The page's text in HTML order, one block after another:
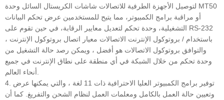
لتوصيل الأجهزة الطرفية للاتصالات شاشات الكريستال السائل وحدة MT50
أو مراقبة برامج الكمبيوتر، مما يتيح للمستخدمين عرض تحكم البيانات
التشغيلية، وحدة تحكم لتعديل معايير الرقابة، في حين تقوم على RS-232
باستخدام / بروتوكول الإنترنت الاتصالات معيار اتصال بروتوكول الإنترنت ،
والتوافق بروتوكول الاتصالات هو أفضل ، ويمكن رصد حالة التشغيل من
وحدة تحكم من خلال الشبكة في أي منطقة على نطاق الإنترنت في جميع
4. توفير برامج الكمبيوتر العليا الاحترافية ذات 11 لغة ، والتي يمكنها عرض
وتعيين حالة العمل بالكامل ومعلمات العمل لنظام الشحن والتفريغ. كما أن